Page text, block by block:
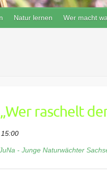
Natur lernen Wer macht
raschelt
- Junge Naturwächter